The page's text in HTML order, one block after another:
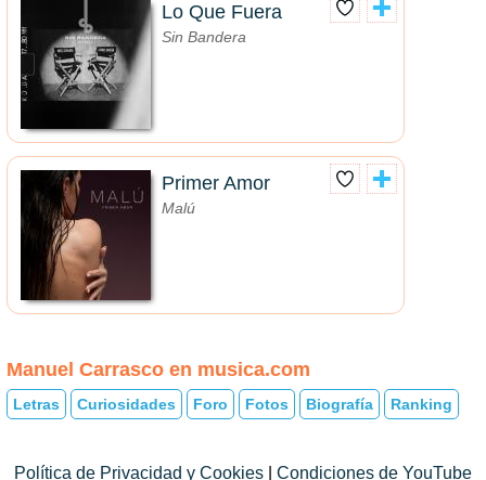
Lo Que Fuera
Sin Bandera
Primer Amor
Malú
Manuel Carrasco en musica.com
Letras Curiosidades Foro Fotos Biografía Ranking
Política de Privacidad y Cookies Condiciones de YouTube